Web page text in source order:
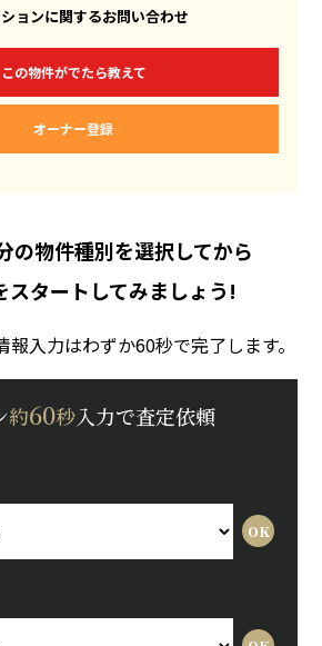
ョンに関するお問い合わせ
この物件がでたら教えて
オーナー登録
の物件種別を選択してから
スタートしてみましょう!
入力はわずか60秒で完了します。
約60秒入力で査定依頼